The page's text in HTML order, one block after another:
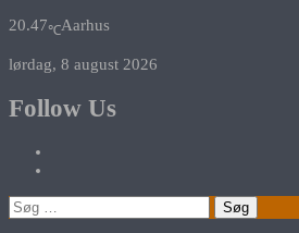
20.47℃Aarhus
lørdag, 8 august 2026
Follow Us
Søg
efter: